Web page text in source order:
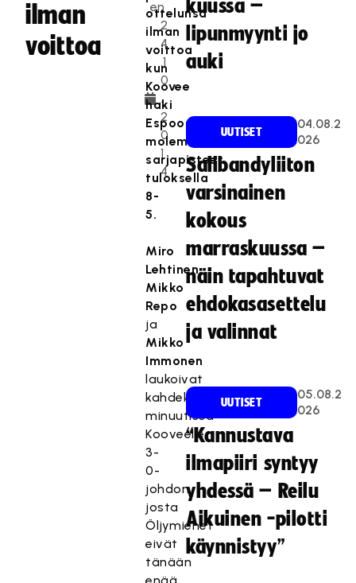
ilman
voittoa
en
2
4
.1
0
.
2
0
1
4
ottelunsa
ilman
voittoa
kun
Koovee
haki
Espoosta
molemmat
sarjapisteet
tuloksella
8-
5.
Miro
Lehtinen,
Mikko
Repo
ja
Mikko
Immonen
laukoivat
kahdeksassa
minuutissa
Kooveelle
3-
0-
johdon,
josta
Öljymiehet
eivät
tänään
kuussa –
lipunmyynti jo
auki
UUTISET
04.08.2
026
Salibandyliiton
varsinainen
kokous
marraskuussa –
näin tapahtuvat
ehdokasasettelu
ja valinnat
UUTISET
05.08.2
026
“Kannustava
ilmapiiri syntyy
yhdessä – Reilu
Aikuinen -pilotti
käynnistyy”